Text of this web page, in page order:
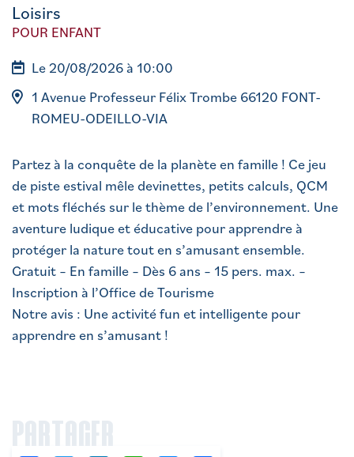
Loisirs
POUR ENFANT
Le 20/08/2026 à 10:00
1 Avenue Professeur Félix Trombe 66120 FONT-
ROMEU-ODEILLO-VIA
Partez à la conquête de la planète en famille ! Ce jeu
de piste estival mêle devinettes, petits calculs, QCM
et mots fléchés sur le thème de l’environnement. Une
aventure ludique et éducative pour apprendre à
protéger la nature tout en s’amusant ensemble.
Gratuit – En famille – Dès 6 ans – 15 pers. max. –
Inscription à l’Office de Tourisme
Notre avis : Une activité fun et intelligente pour
apprendre en s’amusant !
PARTAGER